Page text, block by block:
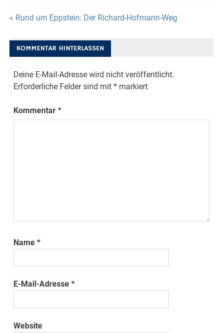
Beitragsnavigation
« Rund um Eppstein: Der Richard-Hofmann-Weg
KOMMENTAR HINTERLASSEN
Deine E-Mail-Adresse wird nicht veröffentlicht.
Erforderliche Felder sind mit* markiert
Kommentar*
Name*
E-Mail-Adresse*
Website